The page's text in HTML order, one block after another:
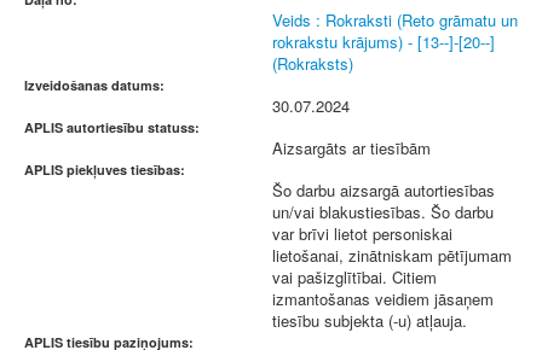
Veids : Rokraksti (Reto grāmatu un
rokrakstu krājums) - [13--]-[20--]
(Rokraksts)
Izveidošanas datums:
30.07.2024
APLIS autortiesību statuss:
Aizsargāts ar tiesībām
APLIS piekļuves tiesības:
Šo darbu aizsargā autortiesības
un/vai blakustiesības. Šo darbu
var brīvi lietot personiskai
lietošanai, zinātniskam pētījumam
vai pašizglītībai. Citiem
izmantošanas veidiem jāsaņem
tiesību subjekta (-u) atļauja.
APLIS tiesību paziņojums: